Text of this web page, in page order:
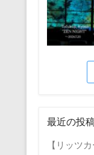
最近の投
【リッツ